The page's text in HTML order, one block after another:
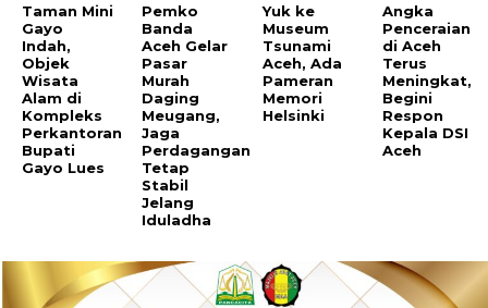
Taman Mini
Gayo
Indah,
Objek
Wisata
Alam di
Kompleks
Perkantoran
Bupati
Gayo Lues
Pemko
Banda
Aceh Gelar
Pasar
Murah
Daging
Meugang,
Jaga
Perdagangan
Tetap
Stabil
Jelang
Iduladha
Yuk ke
Museum
Tsunami
Aceh, Ada
Pameran
Memori
Helsinki
Angka
Penceraian
di Aceh
Terus
Meningkat,
Begini
Respon
Kepala DSI
Aceh